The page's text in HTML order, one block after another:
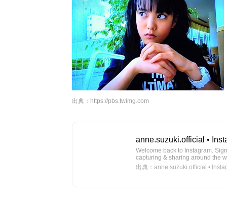
出典： https://pbs.twimg.com
anne.suzuki.official •
Welcome back to Instagram.
capturing & sharing around the
出典：anne.suzuki.official •